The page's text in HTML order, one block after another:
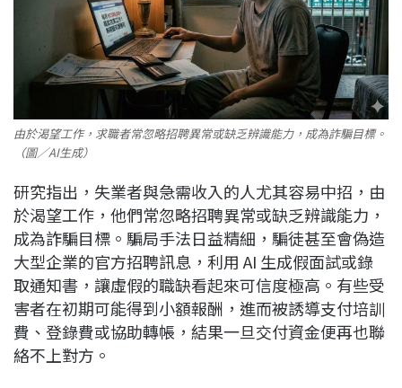
由於渴望工作，求職者常忽略招聘異常或缺乏辨識能力，成為詐騙目標。
（圖／AI生成）
研究指出，失業者與急需收入的人尤其容易中招，由
於渴望工作，他們常忽略招聘異常或缺乏辨識能力，
成為詐騙目標。騙局手法日益精細，騙徒甚至會偽造
大型企業的官方招聘訊息，利用 AI 生成假面試或錄
取通知書，讓虛假的職缺看起來可信度極高。有些受
害者在初期可能得到小額報酬，進而被誘導支付培訓
費、登錄費或協助轉帳，結果一旦交付資金便再也聯
絡不上對方。